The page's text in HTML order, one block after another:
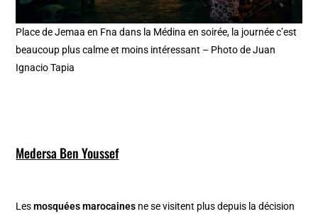
Place de Jemaa en Fna dans la Médina en soirée, la journée c’est
beaucoup plus calme et moins intéressant – Photo de Juan
Ignacio Tapia
Medersa Ben Youssef
Lesmosquées marocaines ne se visitent plus depuis la décision